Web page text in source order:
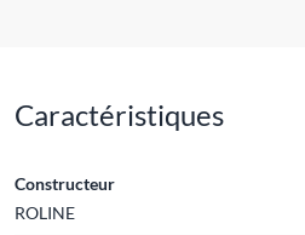
Caractéristiques
Constructeur
ROLINE